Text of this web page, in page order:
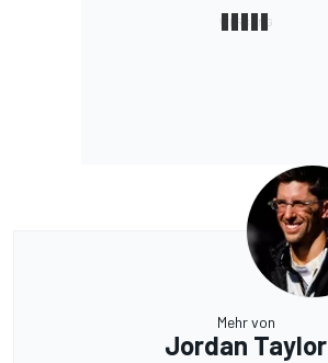
Mehr von
Jordan Taylor